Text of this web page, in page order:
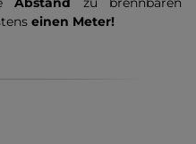
einen Meter!